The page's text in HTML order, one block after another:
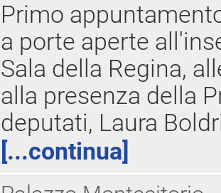
Primo
a porte aperte
Sala della Regina,
alla presenza della
deputati, Laura
[...continua]